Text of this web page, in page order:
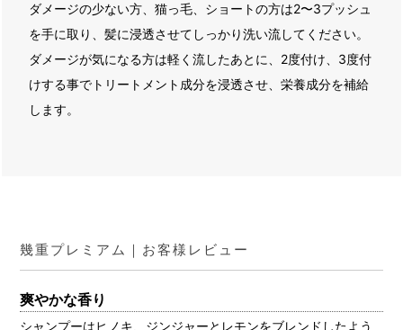
ダメージの少ない方、猫っ毛、ショートの方は2〜3プッシュ
を手に取り、髪に浸透させてしっかり洗い流してください。
ダメージが気になる方は軽く流したあとに、2度付け、3度付
けする事でトリートメント成分を浸透させ、栄養成分を補給
します。
幾重プレミアム｜お客様レビュー
爽やかな香り
シャンプーはヒノキ、ジンジャーとレモンをブレンドしたよう